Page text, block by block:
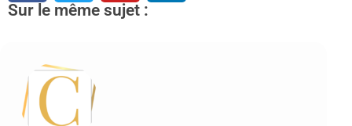
Sur le même sujet :